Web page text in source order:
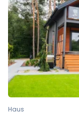
Haus